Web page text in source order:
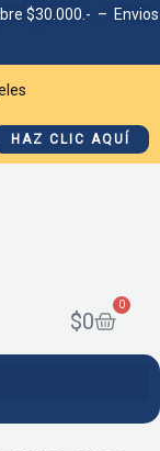
$30.000.- – Envios
HAZ CLIC AQUÍ
$0
0
Cart